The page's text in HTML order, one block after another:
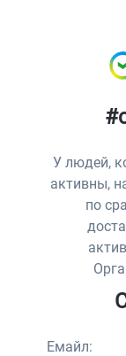
У людей,
активны,
по
Емайл: